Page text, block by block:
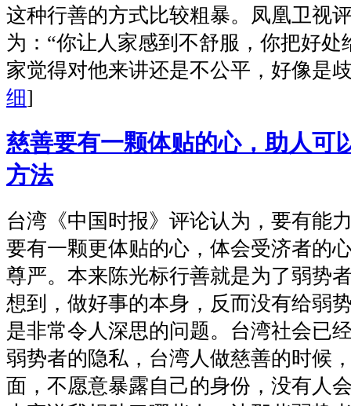
这种行善的方式比较粗暴。凤凰卫视
为：“你让人家感到不舒服，你把好处
家觉得对他来讲还是不公平，好像是
细]
慈善要有一颗体贴的心，助人可
方法
台湾《中国时报》评论认为，要有能
要有一颗更体贴的心，体会受济者的
尊严。本来陈光标行善就是为了弱势
想到，做好事的本身，反而没有给弱
是非常令人深思的问题。台湾社会已
弱势者的隐私，台湾人做慈善的时候
面，不愿意暴露自己的身份，没有人